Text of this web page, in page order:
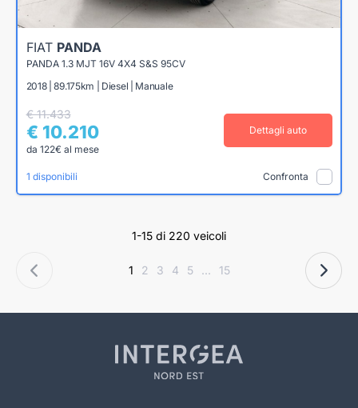
FIAT PANDA
PANDA 1.3 MJT 16V 4X4 S&S 95CV
2018 | 89.175km | Diesel | Manuale
€ 11.433
€ 10.210
da 122€ al mese
Dettagli auto
1 disponibili Confronta
1-15 di 220 veicoli
1 2 3 4 5 ... 15